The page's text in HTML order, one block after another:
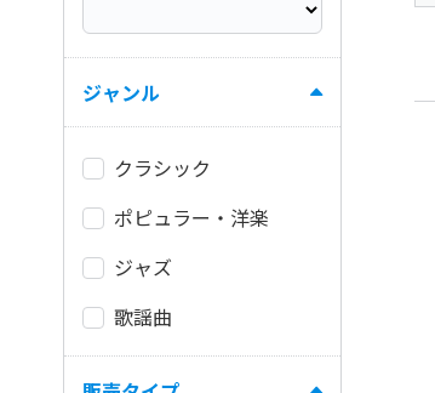
ジャンル
クラシック
ポピュラー・洋楽
ジャズ
歌謡曲